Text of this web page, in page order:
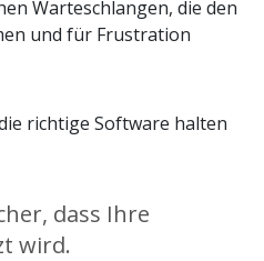
Warteschlangen, die den
und für Frustration
richtige Software halten
dass Ihre
wird.